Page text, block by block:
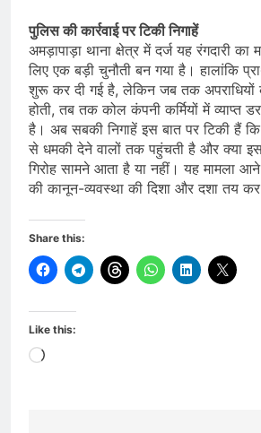
पुलिस की कार्रवाई पर टिकी निगाहें
अमड़ापाड़ा थाना क्षेत्र में दर्ज यह रंगदारी
लिए एक बड़ी चुनौती बन गया है। हालांकि
शुरू कर दी गई है, लेकिन जब तक अपराधियों
होती, तब तक कोल कंपनी कर्मियों में व्याप्त
है। अब सबकी निगाहें इस बात पर टिकी हैं
से धमकी देने वालों तक पहुंचती है और क्या
गिरोह सामने आता है या नहीं। यह मामला
की कानून-व्यवस्था की दिशा और दशा तय
Share this:
Like this:
Loading…